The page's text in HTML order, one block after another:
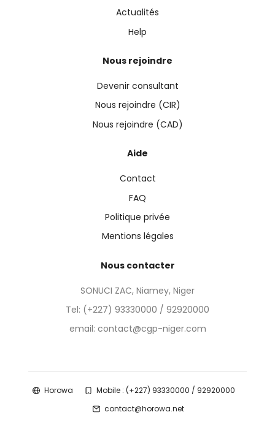
Actualités
Help
Nous rejoindre
Devenir consultant
Nous rejoindre (CIR)
Nous rejoindre (CAD)
Aide
Contact
FAQ
Politique privée
Mentions légales
Nous contacter
SONUCI ZAC, Niamey, Niger
Tel: (+227) 93330000 / 92920000
email: contact@cgp-niger.com
Horowa
Mobile : (+227) 93330000 / 92920000
contact@horowa.net